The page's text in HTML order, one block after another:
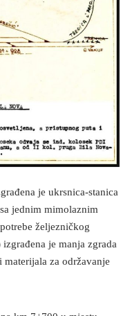
je ukrsnica-stanica
jednim mimolaznim
željezničkog
je manja zgrada
za održavanje